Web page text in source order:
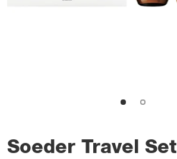
Soeder Travel Set